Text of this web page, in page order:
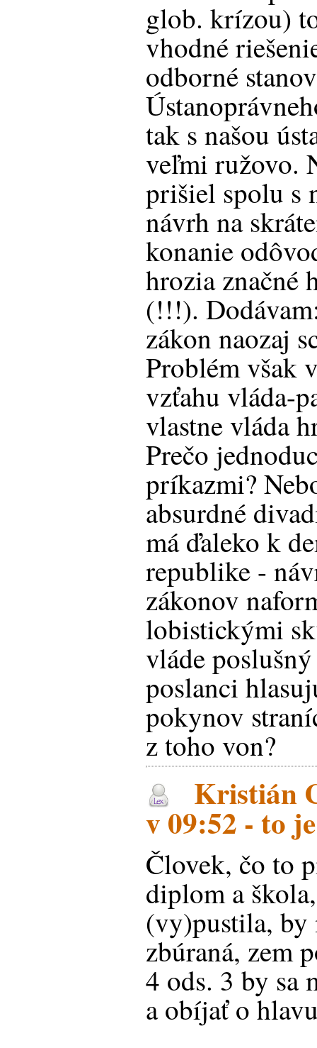
glob. krízou)
vhodné
odborné
tak s našou
veľmi ružovo.
prišiel spolu s
návrh na
konanie
hrozia značné
(!!!).
zákon naozaj
Problém však
vzťahu vláda-
vlastne vláda
Prečo
príkazmi?
absurdné
má ďaleko k
republike -
zákonov
lobistickými
vláde
poslanci
pokynov
z toho von?
Kristián
v 09:52 - to
Človek, čo to
diplom a
(vy)pustila, by
zbúraná, zem
4 ods. 3 by sa
a obíjať o